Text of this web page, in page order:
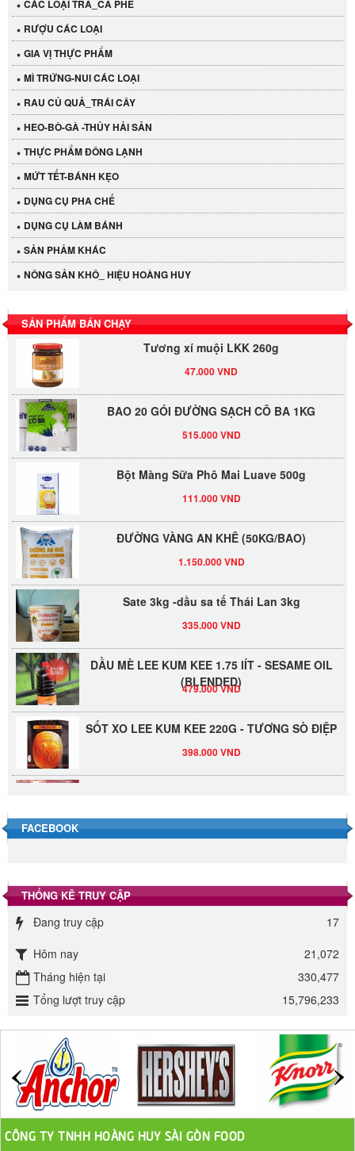
CÁC LOẠI TRÀ_CÀ PHÊ
RƯỢU CÁC LOẠI
GIA VỊ THỰC PHẨM
MÌ TRỨNG-NUI CÁC LOẠI
RAU CỦ QUẢ_TRÁI CÂY
HEO-BÒ-GÀ -THỦY HẢI SẢN
THỰC PHẨM ĐÔNG LẠNH
MỨT TẾT-BÁNH KẸO
DỤNG CỤ PHA CHẾ
DỤNG CỤ LÀM BÁNH
SẢN PHẢM KHÁC
NÔNG SẢN KHÔ_ HIỆU HOÀNG HUY
SẢN PHẨM BÁN CHẠY
Cần Tây Đà Lạt
40.000 VND
LỐC 12 HỦ Tương xí muội LKK 260g
Tương xí muội LKK 260g
BAO 20 GÓI ĐƯỜNG SẠCH CÔ BA 1KG
Bột Màng Sữa Phô Mai Luave 500g
ĐƯỜNG VÀNG AN KHÊ (50KG/BAO)
Sate 3kg -dầu sa tế Thái Lan 3kg
DẦU MÈ LEE KUM KEE 1.75 lÍT - SESAME OIL
(BLENDED)
479.000 VND
SỐT XO LEE KUM KEE 220G - TƯƠNG SÒ ĐIỆP
Đường phèn Long An bao 10kg
Đường mía thiên nhiên Biên Hòa gói 1kg
ĐƯỜNG SẠCH CÔ BA BIÊN HÒA 1KG
27.000 VND
Đường cát trắng An Khê bao 50kg
FACEBOOK
THỐNG KÊ TRUY CẬP
Đang truy cập
17
Hôm nay
21,072
Tháng hiện tại
330,477
Tổng lượt truy cập
15,796,233
CÔNG TY TNHH HOÀNG HUY SÀI GÒN FOOD